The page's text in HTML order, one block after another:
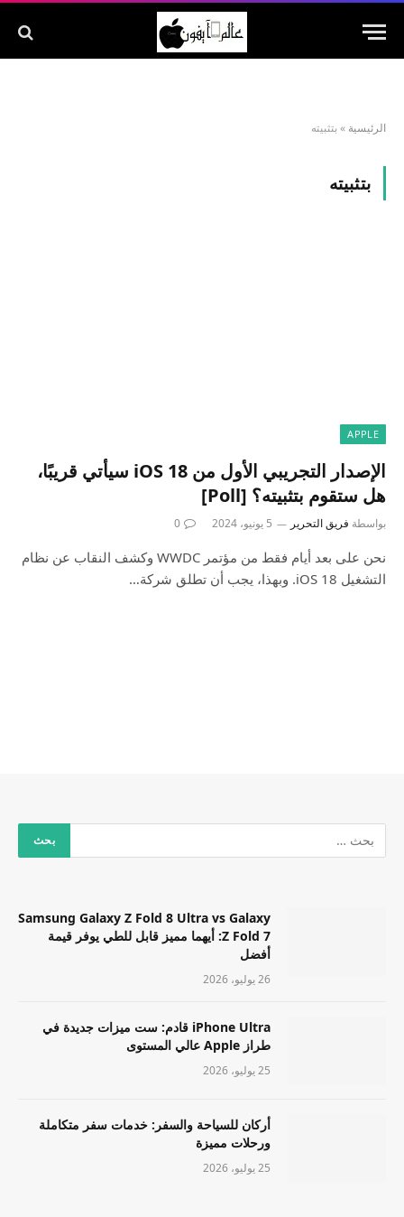
الرئيسية »بتثبيته
بتثبيته
APPLE
الإصدار التجريبي الأول من iOS 18 سيأتي قريبًا،
هل ستقوم بتثبيته؟ [Poll]
بواسطة فريق التحرير 5 يونيو، 2024 0
نحن على بعد أيام فقط من مؤتمر WWDC وكشف النقاب عن نظام
التشغيل iOS 18. وبهذا، يجب أن تطلق شركة…
Samsung Galaxy Z Fold 8 Ultra vs Galaxy
Z Fold 7: أيهما مميز قابل للطي يوفر قيمة
أفضل
26 يوليو، 2026
iPhone Ultra قادم: ست ميزات جديدة في
طراز Apple عالي المستوى
25 يوليو، 2026
أركان للسياحة والسفر: خدمات سفر متكاملة
ورحلات مميزة
25 يوليو، 2026